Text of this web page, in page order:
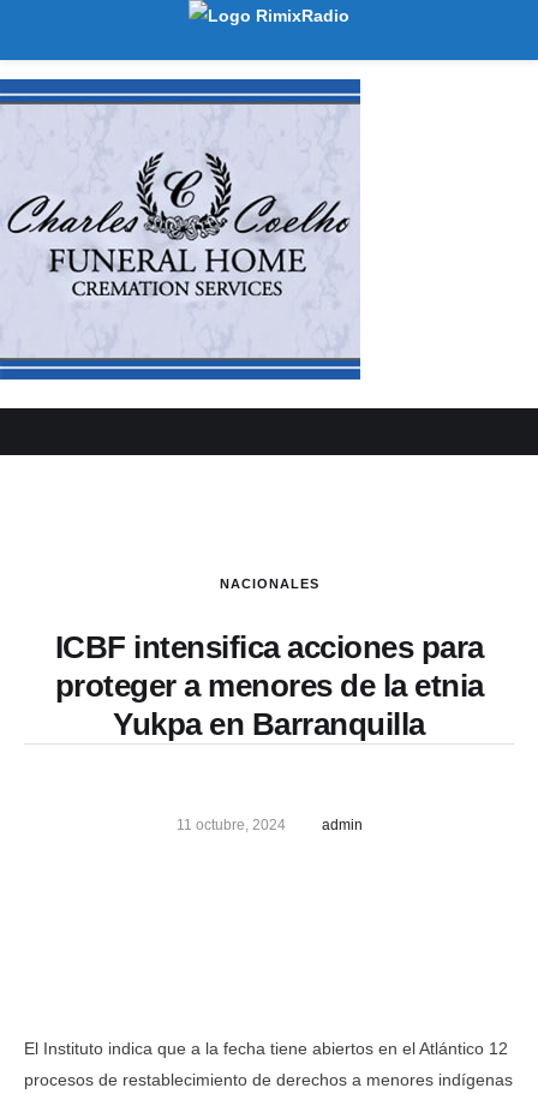
NACIONALES
ICBF intensifica acciones para
proteger a menores de la etnia
Yukpa en Barranquilla
11 octubre, 2024 admin
El Instituto indica que a la fecha tiene abiertos en el Atlántico 12
procesos de restablecimiento de derechos a menores indígenas